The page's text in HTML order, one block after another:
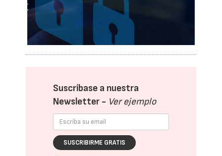
Suscríbase a nuestra
Newsletter - Ver ejemplo
SUSCRIBIRME GRATIS